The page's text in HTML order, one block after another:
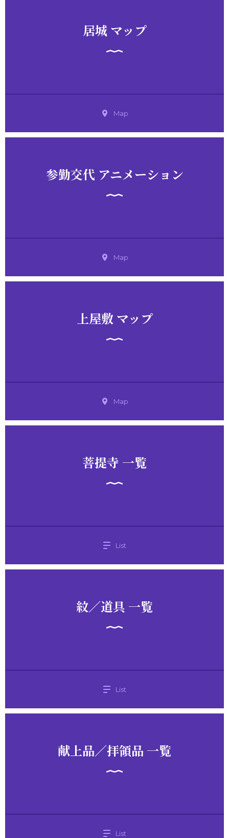
居城 マップ
Map
参勤交代 アニメーション
Map
上屋敷 マップ
Map
菩提寺 一覧
List
紋／道具 一覧
List
献上品／拝領品 一覧
List